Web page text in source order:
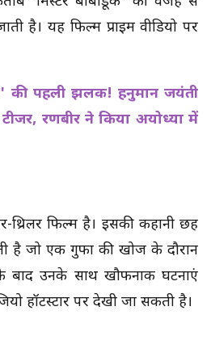
है। यह फिल्म प्राइम वीडियो पर
की पहली झलक! हनुमान जयंती
रणबीर ने किया अयोध्या में
थ्रिलर फिल्म है। इसकी कहानी छह
है जो एक गुफा की खोज के दौरान
उनके साथ खौफनाक घटनाएं
हॉटस्टार पर देखी जा सकती है।